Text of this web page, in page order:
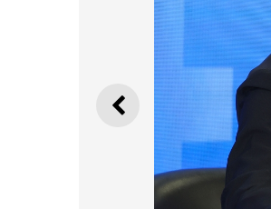
ANTERIOR